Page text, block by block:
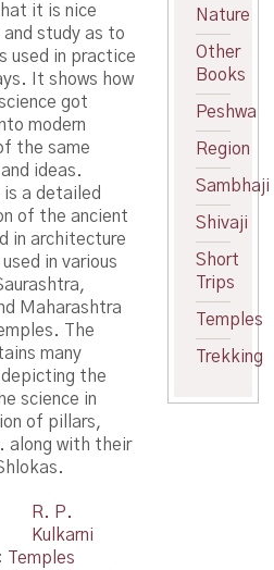
it is nice
study as to
used in practice
It shows how
got
modern
the same
ideas.
is a detailed
of the ancient
in architecture
in various
Maharashtra
The
many
the
science in
of pillars,
along with their
R. P.
Kulkarni
Temples
Nature
Other
Books
Peshwa
Region
Sambhaji
Shivaji
Short
Trips
Temples
Trekking